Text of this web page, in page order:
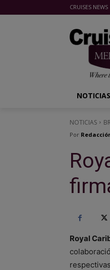
CRUISES NEWS
NOTICIAS
NOTICIAS
Por
Royal